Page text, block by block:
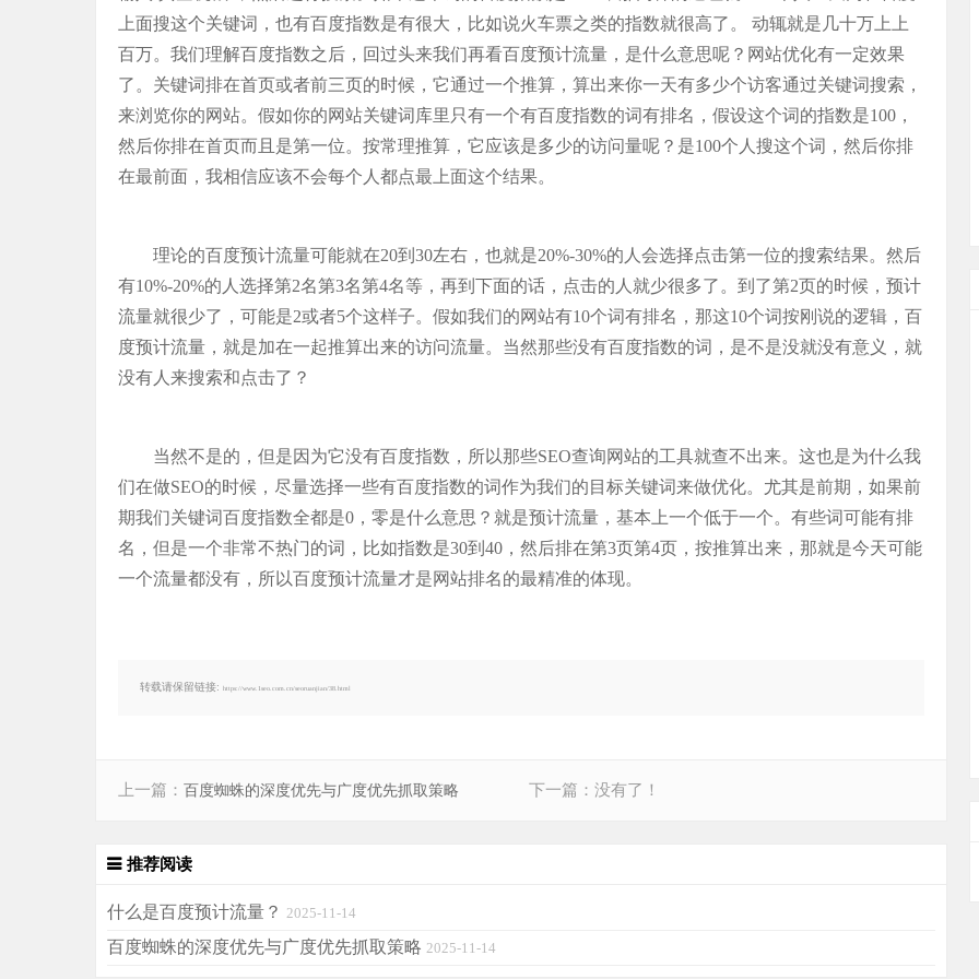
上面搜这个关键词，也有百度指数是有很大，比如说火车票之类的指数就很高了。 动辄就是几十万上上
百万。我们理解百度指数之后，回过头来我们再看百度预计流量，是什么意思呢？网站优化有一定效果
了。关键词排在首页或者前三页的时候，它通过一个推算，算出来你一天有多少个访客通过关键词搜索，
来浏览你的网站。假如你的网站关键词库里只有一个有百度指数的词有排名，假设这个词的指数是100，
然后你排在首页而且是第一位。按常理推算，它应该是多少的访问量呢？是100个人搜这个词，然后你排
在最前面，我相信应该不会每个人都点最上面这个结果。
理论的百度预计流量可能就在20到30左右，也就是20%-30%的人会选择点击第一位的搜索结果。然后
有10%-20%的人选择第2名第3名第4名等，再到下面的话，点击的人就少很多了。到了第2页的时候，预计
流量就很少了，可能是2或者5个这样子。假如我们的网站有10个词有排名，那这10个词按刚说的逻辑，百
度预计流量，就是加在一起推算出来的访问流量。当然那些没有百度指数的词，是不是没就没有意义，就
没有人来搜索和点击了？
当然不是的，但是因为它没有百度指数，所以那些SEO查询网站的工具就查不出来。这也是为什么我
们在做SEO的时候，尽量选择一些有百度指数的词作为我们的目标关键词来做优化。尤其是前期，如果前
期我们关键词百度指数全都是0，零是什么意思？就是预计流量，基本上一个低于一个。有些词可能有排
名，但是一个非常不热门的词，比如指数是30到40，然后排在第3页第4页，按推算出来，那就是今天可能
一个流量都没有，所以百度预计流量才是网站排名的最精准的体现。
转载请保留链接: https://www.1seo.com.cn/seoruanjian/38.html
上一篇： 百度蜘蛛的深度优先与广度优先抓取策略 下一篇：没有了！
推荐阅读
什么是百度预计流量？ 2025-11-14
百度蜘蛛的深度优先与广度优先抓取策略 2025-11-14